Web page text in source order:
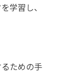
学習し、
ための手